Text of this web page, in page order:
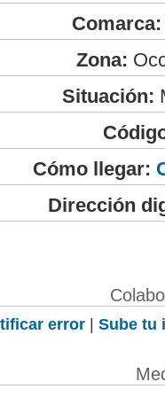
Comarca:
Zona:
Situación:
Cómo llegar:
Dirección
error | Sube tu